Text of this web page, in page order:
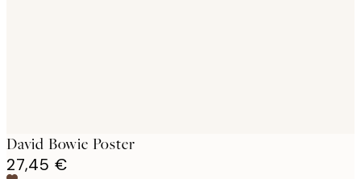
David Bowie Poster
27,45 €